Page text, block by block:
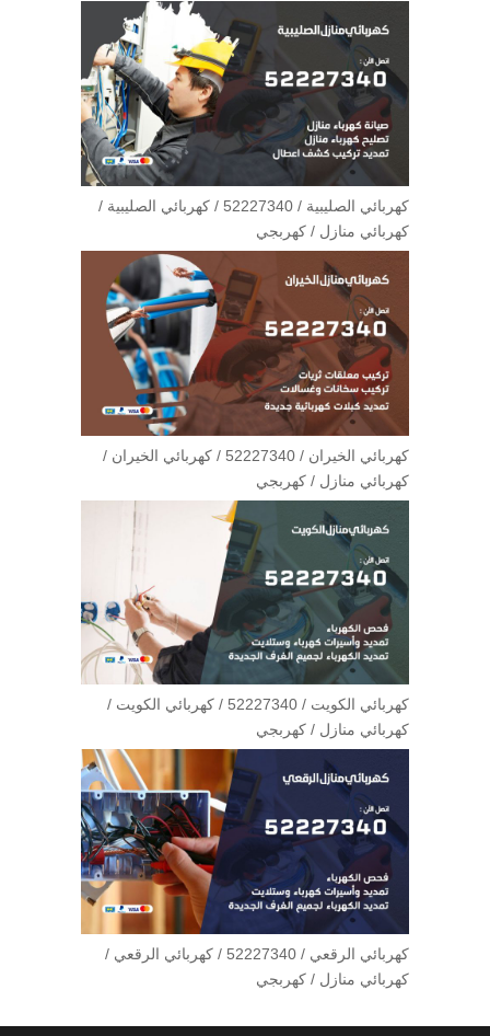
كهربائي الصليبية / 52227340 / كهربائي الصليبية /
كهربائي منازل / كهربجي
كهربائي الخيران / 52227340 / كهربائي الخيران /
كهربائي منازل / كهربجي
كهربائي الكويت / 52227340 / كهربائي الكويت /
كهربائي منازل / كهربجي
كهربائي الرقعي / 52227340 / كهربائي الرقعي /
كهربائي منازل / كهربجي